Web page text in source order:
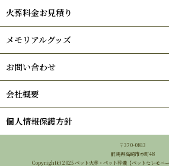
火葬料金お見積り
メモリアルグッズ
お問い合わせ
会社概要
個人情報保護方針
〒370-0813
群馬県高崎市本町48
Copyright© 2025 ペット火葬・ペット葬儀【ペットセレモ